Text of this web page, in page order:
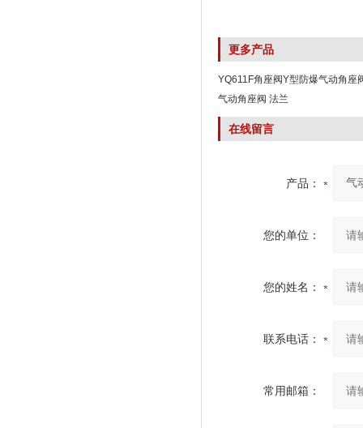
更多产品
YQ611F角座阀Y型防爆气动角座
气动角座阀 法兰
在线留言
产品：
您的单位：
您的姓名：
联系电话：
常用邮箱：